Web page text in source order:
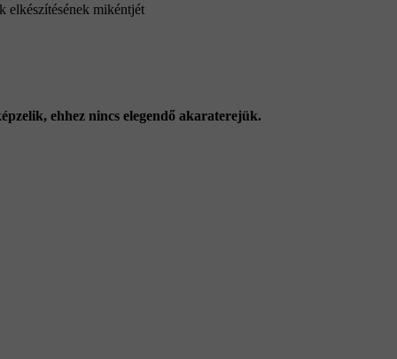
elkészítésének mikéntjét
ehhez nincs elegendő akaraterejük.